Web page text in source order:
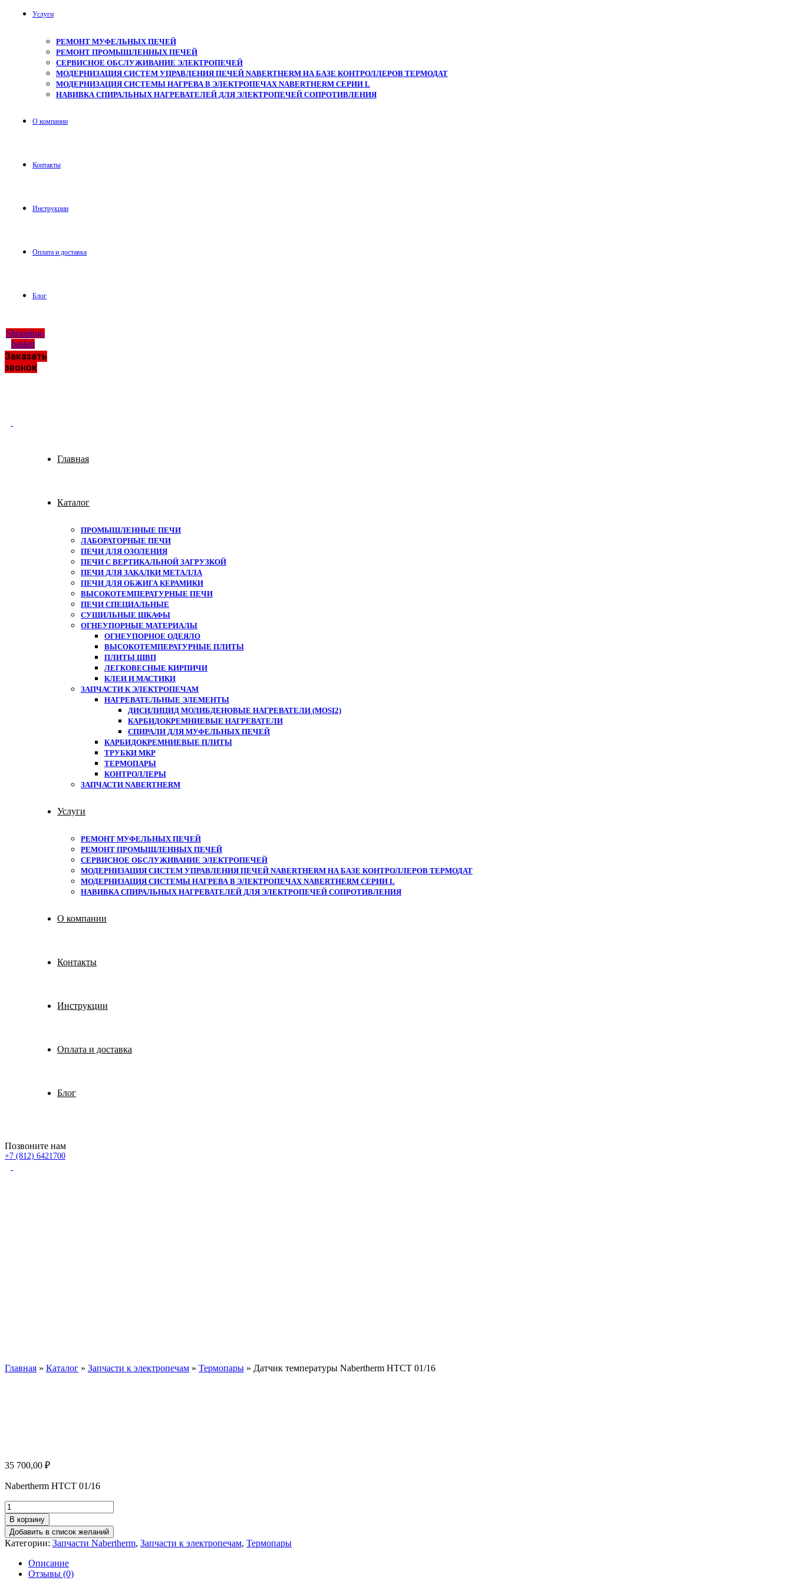
Услуги
РЕМОНТ МУФЕЛЬНЫХ ПЕЧЕЙ
РЕМОНТ ПРОМЫШЛЕННЫХ ПЕЧЕЙ
СЕРВИСНОЕ ОБСЛУЖИВАНИЕ ЭЛЕКТРОПЕЧЕЙ
МОДЕРНИЗАЦИЯ СИСТЕМ УПРАВЛЕНИЯ ПЕЧЕЙ NABERTHERM НА БАЗЕ КОНТРОЛЛЕРОВ ТЕРМОДАТ
МОДЕРНИЗАЦИЯ СИСТЕМЫ НАГРЕВА В ЭЛЕКТРОПЕЧАХ NABERTHERM СЕРИИ L
НАВИВКА СПИРАЛЬНЫХ НАГРЕВАТЕЛЕЙ ДЛЯ ЭЛЕКТРОПЕЧЕЙ СОПРОТИВЛЕНИЯ
О компании
Контакты
Инструкции
Оплата и доставка
Блог
Shopping-
basket
Заказать
звонок
Главная
Каталог
ПРОМЫШЛЕННЫЕ ПЕЧИ
ЛАБОРАТОРНЫЕ ПЕЧИ
ПЕЧИ ДЛЯ ОЗОЛЕНИЯ
ПЕЧИ С ВЕРТИКАЛЬНОЙ ЗАГРУЗКОЙ
ПЕЧИ ДЛЯ ЗАКАЛКИ МЕТАЛЛА
ПЕЧИ ДЛЯ ОБЖИГА КЕРАМИКИ
ВЫСОКОТЕМПЕРАТУРНЫЕ ПЕЧИ
ПЕЧИ СПЕЦИАЛЬНЫЕ
СУШИЛЬНЫЕ ШКАФЫ
ОГНЕУПОРНЫЕ МАТЕРИАЛЫ
ОГНЕУПОРНОЕ ОДЕЯЛО
ВЫСОКОТЕМПЕРАТУРНЫЕ ПЛИТЫ
ПЛИТЫ ШВП
ЛЕГКОВЕСНЫЕ КИРПИЧИ
КЛЕИ И МАСТИКИ
ЗАПЧАСТИ К ЭЛЕКТРОПЕЧАМ
НАГРЕВАТЕЛЬНЫЕ ЭЛЕМЕНТЫ
ДИСИЛИЦИД МОЛИБДЕНОВЫЕ НАГРЕВАТЕЛИ (MOSI2)
КАРБИДОКРЕМНИЕВЫЕ НАГРЕВАТЕЛИ
СПИРАЛИ ДЛЯ МУФЕЛЬНЫХ ПЕЧЕЙ
КАРБИДОКРЕМНИЕВЫЕ ПЛИТЫ
ТРУБКИ МКР
ТЕРМОПАРЫ
КОНТРОЛЛЕРЫ
ЗАПЧАСТИ NABERTHERM
Услуги
РЕМОНТ МУФЕЛЬНЫХ ПЕЧЕЙ
РЕМОНТ ПРОМЫШЛЕННЫХ ПЕЧЕЙ
СЕРВИСНОЕ ОБСЛУЖИВАНИЕ ЭЛЕКТРОПЕЧЕЙ
МОДЕРНИЗАЦИЯ СИСТЕМ УПРАВЛЕНИЯ ПЕЧЕЙ NABERTHERM НА БАЗЕ КОНТРОЛЛЕРОВ ТЕРМОДАТ
МОДЕРНИЗАЦИЯ СИСТЕМЫ НАГРЕВА В ЭЛЕКТРОПЕЧАХ NABERTHERM СЕРИИ L
НАВИВКА СПИРАЛЬНЫХ НАГРЕВАТЕЛЕЙ ДЛЯ ЭЛЕКТРОПЕЧЕЙ СОПРОТИВЛЕНИЯ
О компании
Контакты
Инструкции
Оплата и доставка
Блог
Позвоните нам
+7 (812) 6421700
Главная » Каталог » Запчасти к электропечам » Термопары » Датчик температуры Nabertherm HTCT 01/16
35 700,00 ₽
Nabertherm HTCT 01/16
Количество
товара
Датчик
температуры
Nabertherm
HTCT
В корзину
Добавить в список желаний
Категории: Запчасти Nabertherm, Запчасти к электропечам, Термопары
Описание
Отзывы (0)